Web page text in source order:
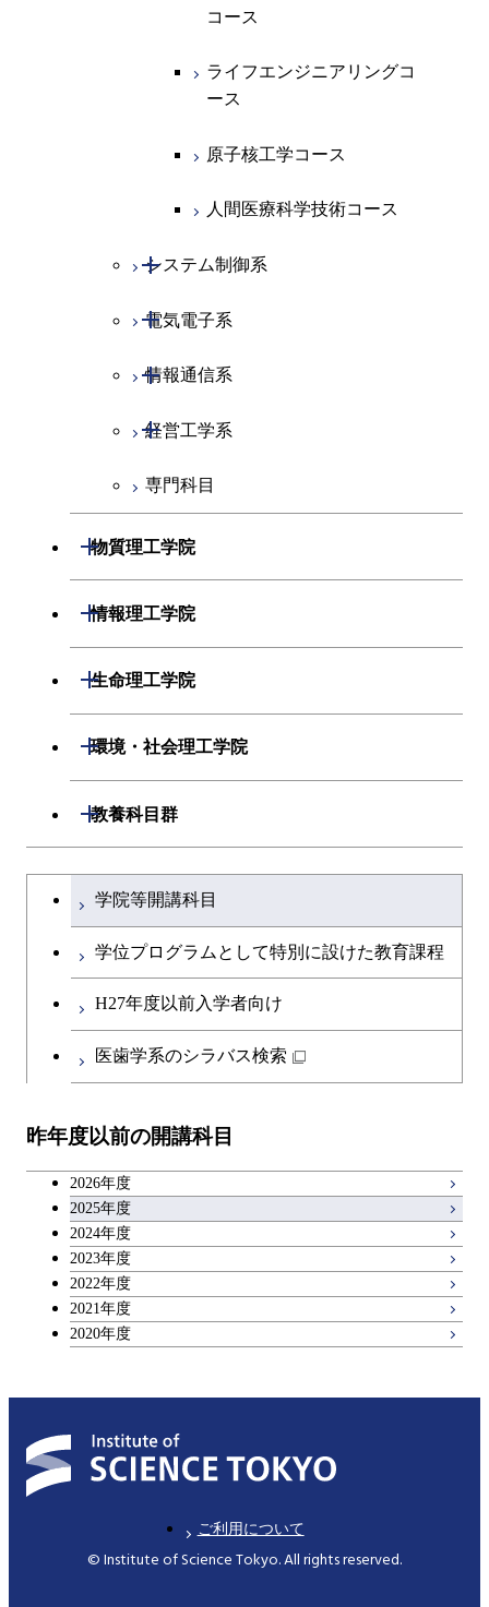
コース
ライフエンジニアリングコ
ース
原子核工学コース
人間医療科学技術コース
システム制御系
開閉
システム制御コース
エンジニアリングデザイン
電気電子系
開閉
電気電子コース
エネルギーコース
エネルギー・情報コース
物質・情報卓越コース
情報通信系
開閉
情報通信コース
エンジニアリングデザイン
コース
人間医療科学技術コース
経営工学系
開閉
経営工学コース
専門科目
物質理工学院
開閉
材料系
開閉
エネルギーコース
原子核工学コース
人間医療科学技術コース
応用化学コース
ース
原子核工学コース
物質・情報卓越コース
専門科目
情報理工学院
開閉
数理・計算科学系
開閉
知能情報コース
情報工学コース
知能情報コース
エネルギー・情報コース
人間医療科学技術コース
物質・情報卓越コース
専門科目
生命理工学院
開閉
生命理工学系
開閉
ライフエンジニアリングコ
ース
地球生命コース
物質・情報卓越コース
環境・社会理工学院
開閉
建築学系
開閉
コース
都市・環境学コース
エンジニアリングデザイン
コース
都市・環境学コース
開閉
地球環境共創コース
エネルギーコース
エネルギー・情報コース
エンジニアリングデザイン
原子核工学コース
物質・情報卓越コース
社会・人間科学系
社会・人間科学コース
イノベーション科学系
イノベーション科学コース
人間医療科学技術コース
技術経営専門職学位課程
開閉
技術経営専門職学位課程
専門科目
教養科目群
開閉
文系教養科目
英語科目
第二外国語科目
キャリア科目
大学院課程を切り替える
学院等開講科目
学位プログラムとして特別に設けた教育課程
H27年度以前入学者向け
医歯学系のシラバス検索
昨年度以前の開講科目
2026年度
2025年度
2024年度
2023年度
2022年度
2021年度
2020年度
ご利用について
© Institute of Science Tokyo. All rights reserved.